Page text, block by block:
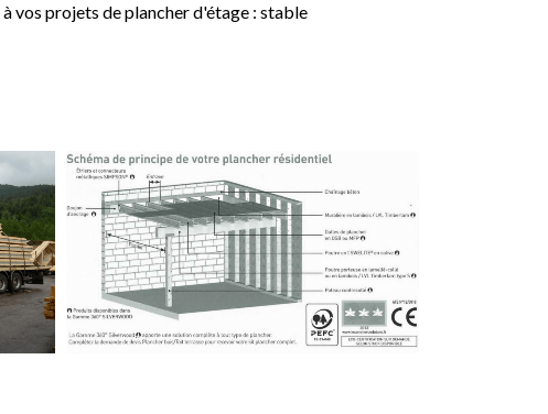
vos projets de plancher d'étage : stable